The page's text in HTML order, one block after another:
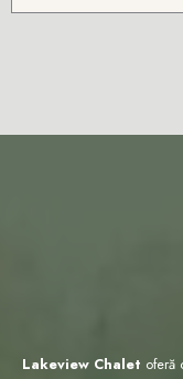
Lakeview Chalet oferă